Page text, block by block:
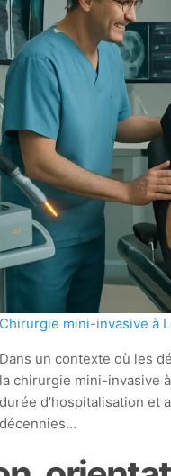
Chirurgie mini-invasive à
Dans un contexte où les
la chirurgie mini-invasive
durée d’hospitalisation et
décennies…